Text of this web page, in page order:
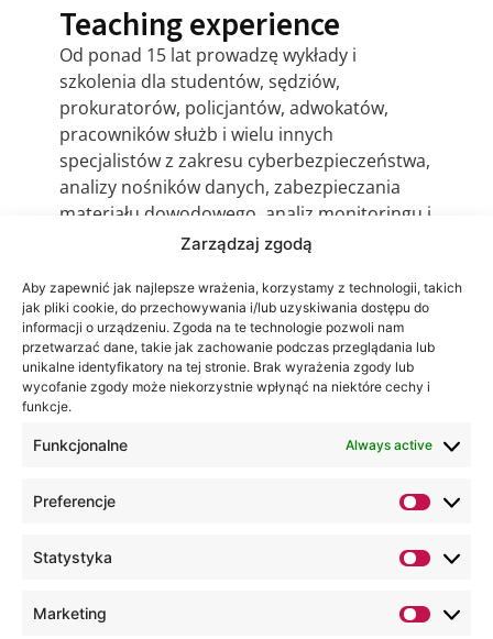
Zarządzaj zgodą
Aby zapewnić jak najlepsze wrażenia, korzystamy z technologii, takich
jak pliki cookie, do przechowywania i/lub uzyskiwania dostępu do
informacji o urządzeniu. Zgoda na te technologie pozwoli nam
przetwarzać dane, takie jak zachowanie podczas przeglądania lub
unikalne identyfikatory na tej stronie. Brak wyrażenia zgody lub
wycofanie zgody może niekorzystnie wpłynąć na niektóre cechy i
funkcje.
Funkcjonalne Always active
Preferencje
Statystyka
Marketing
Teaching experience
Od ponad 15 lat prowadzę wykłady i
szkolenia dla studentów, sędziów,
prokuratorów, policjantów, adwokatów,
pracowników służb i wielu innych
specjalistów z zakresu cyberbezpieczeństwa,
analizy nośników danych, zabezpieczania
materiału dowodowego, analiz monitoringu i
innych tematów jakie mogą się wiązać z